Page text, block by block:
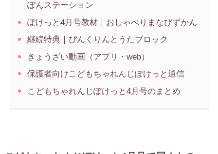
ぽんステーション
ぽけっと4月号教材｜おしゃべりまなびずかん
継続特典｜ぴんくりんとうたブロック
きょうざい動画（アプリ・web）
保護者向けこどもちゃれんじぽけっと通信
こどもちゃれんじぽけっと4月号のまとめ